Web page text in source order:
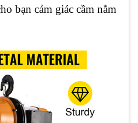
bạn cảm giác cầm nắm